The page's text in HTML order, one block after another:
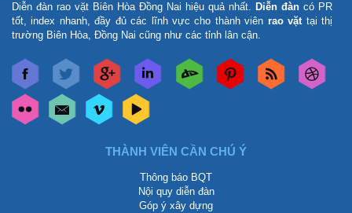
Diễn đàn rao vặt Biên Hòa Đồng Nai hiệu quả nhất. Diễn đàn có PR
tốt, index nhanh, đầy đủ các lĩnh vực cho thành viên rao vặttại thị
trường Biên Hòa, Đồng Nai cũng như các tỉnh lân cận.
THÀNH VIÊN CẦN CHÚ Ý
Thông báo BQT
Nội quy diễn đàn
Góp ý xây dựng